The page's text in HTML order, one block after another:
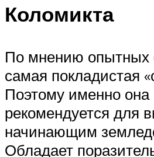
Коломикта
По мнению
самая покладистая
Поэтому именно она
рекомендуется для
начинающим
Обладает